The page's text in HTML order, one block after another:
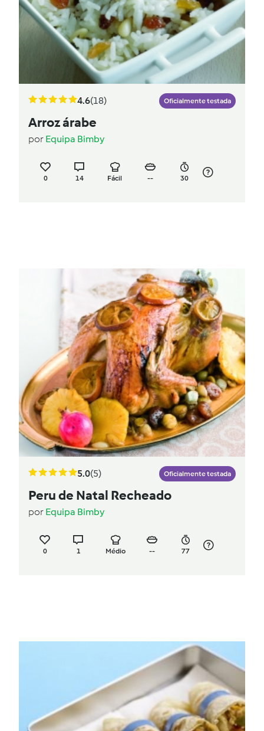
4.6(18) Oficialmente testada
Arroz árabe
por Equipa Bimby
0 14 Fácil -- 30
5.0(5) Oficialmente testada
Peru de Natal Recheado
por Equipa Bimby
0 1 Médio -- 77